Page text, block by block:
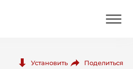
Установить Поделиться